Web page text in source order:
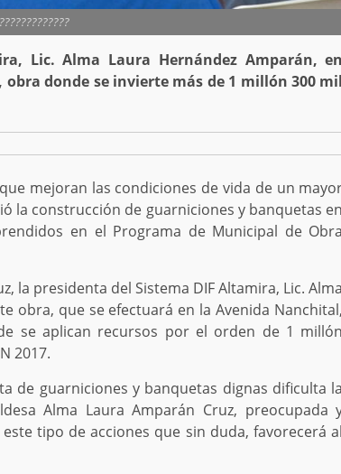
Lic. Alma Laura Hernández Amparán,
donde se invierte más de 1 millón 300
mejoran las condiciones de vida de un
la construcción de guarniciones y banquetas
en el Programa de Municipal de
la presidenta del Sistema DIF Altamira, Lic.
obra, que se efectuará en la Avenida
se aplican recursos por el orden de 1
2017.
de guarniciones y banquetas dignas dificulta
Alma Laura Amparán Cruz, preocupada
tipo de acciones que sin duda, favorecerá